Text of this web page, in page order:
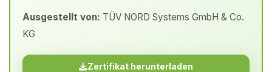
Ausgestellt von: TÜV NORD Systems GmbH & Co.
KG
Zertifikat herunterladen